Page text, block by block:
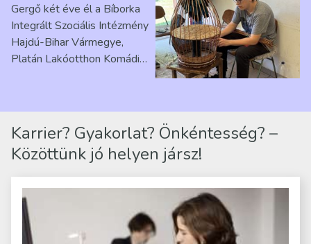
Ribárszky Gergő ellátottal
Gergő két éve él a Bíborka
Integrált Szociális Intézmény
Hajdú-Bihar Vármegye,
Platán Lakóotthon Komádi
Karrier? Gyakorlat? Önkéntesség? –
Közöttünk jó helyen jársz!